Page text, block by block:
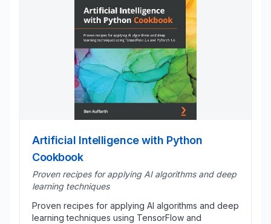
Artificial Intelligence with Python
Cookbook
Proven recipes for applying AI algorithms and deep
learning techniques
Proven recipes for applying AI algorithms and deep
learning techniques using TensorFlow and